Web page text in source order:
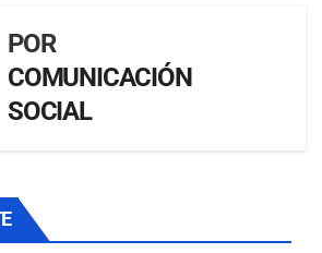
POR
COMUNICACIÓN
SOCIAL